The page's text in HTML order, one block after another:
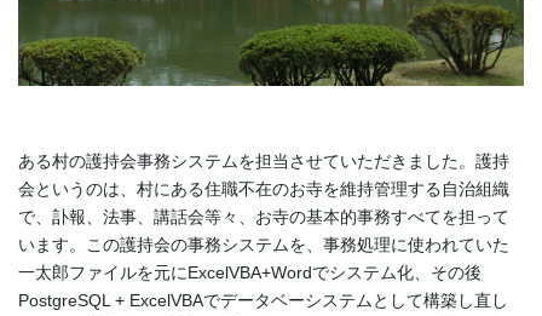
ある村の護持会事務システムを担当させていただきました。護持
会というのは、村にある住職不在のお寺を維持管理する自治組織
で、訃報、法事、講話会等々、お寺の基本的事務すべてを担って
います。この護持会の事務システムを、事務処理に使われていた
一太郎ファイルを元にExcelVBA+Wordでシステム化、その後
PostgreSQL + ExcelVBAでデータベーシステムとして構築し直し